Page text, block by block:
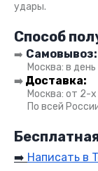
удары.
Способ
➡️ Самовывоз:
Москва: в
➡️ Доставка:
Москва: от 2-
По всей
➡️ Написать в